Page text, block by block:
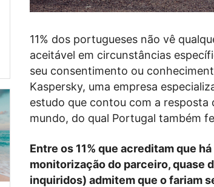
11% dos portugueses não vê
aceitável em circunstâncias
seu consentimento ou
Kaspersky, uma empresa
estudo que contou com a
mundo, do qual Portugal também
Entre os 11% que acreditam que
monitorização do parceiro, quase
inquiridos) admitem que o fariam